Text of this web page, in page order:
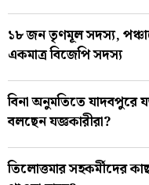
১৮ জন তৃণমূল সদস্য,
একমাত্র বিজেপি সদস্য
বিনা অনুমতিতে যাদবপুরে
বলছেন যজ্ঞকারীরা?
তিলোত্তমার সহকর্মীদের